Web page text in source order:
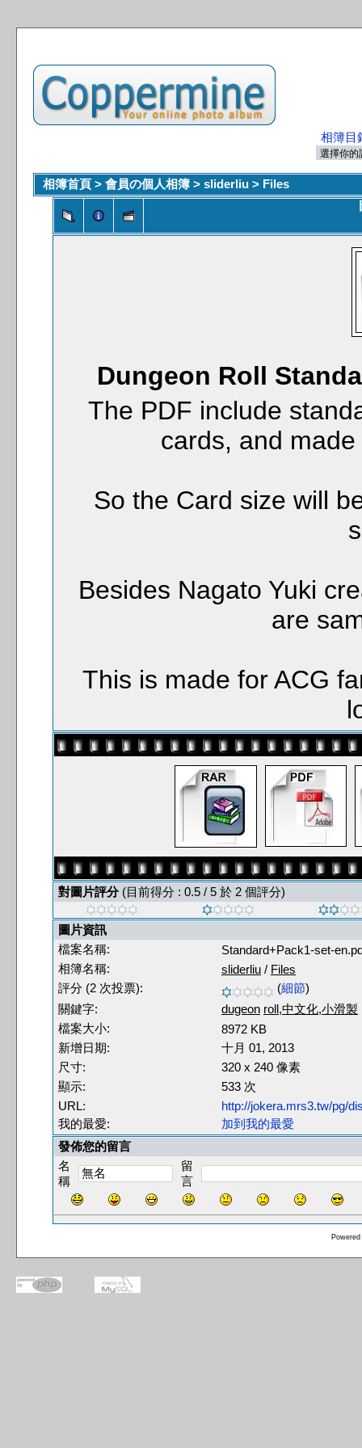
相簿目
相簿首頁 > 會員の個人相簿 > sliderliu > Files
Dungeon Roll
The PDF include
cards, and
So the Card size will
Besides Nagato Yuki
are
This is made for ACG
對圖片評分(目前得分 : 0.5 / 5 於 2 個評分)
圖片資訊
檔案名稱:
Standard+Pack1-set-
相簿名稱:
sliderliu / Files
評分 (2 次投票):
(細節)
關鍵字:
dugeon roll,中文化,小滑製
檔案大小:
8972 KB
新增日期:
十月 01, 2013
尺寸:
320 x 240 像素
顯示:
533 次
URL:
http://jokera.mrs3.tw/pg/
我的最愛:
加到我的最愛
發佈您的留言
名
稱
留
言